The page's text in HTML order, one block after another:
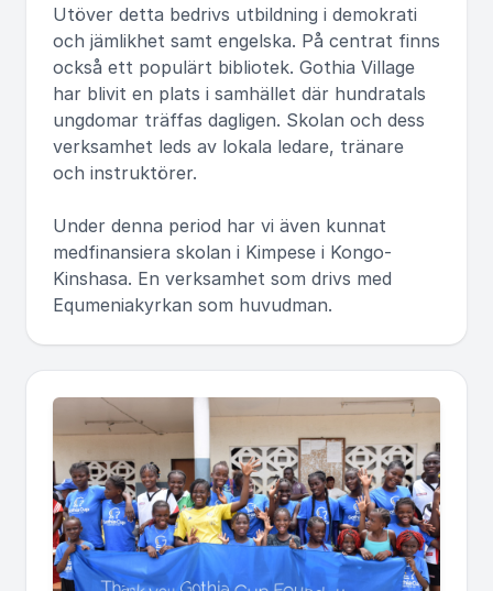
Utöver detta bedrivs utbildning i demokrati
och jämlikhet samt engelska. På centrat finns
också ett populärt bibliotek. Gothia Village
har blivit en plats i samhället där hundratals
ungdomar träffas dagligen. Skolan och dess
verksamhet leds av lokala ledare, tränare
och instruktörer.
Under denna period har vi även kunnat
medfinansiera skolan i Kimpese i Kongo-
Kinshasa. En verksamhet som drivs med
Equmeniakyrkan som huvudman.